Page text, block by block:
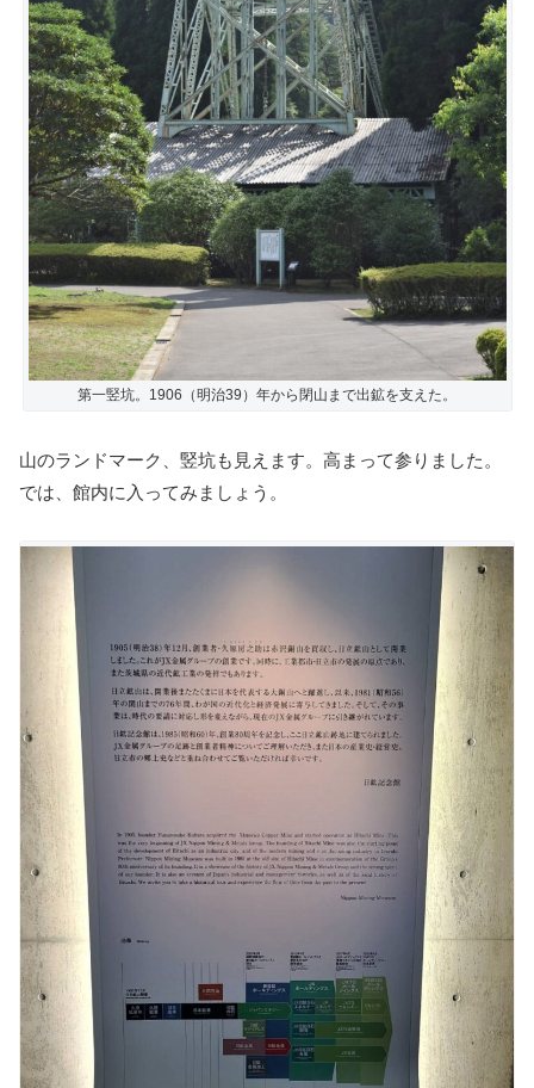
第一竪坑。1906（明治39）年から閉山まで出鉱を支えた。
山のランドマーク、竪坑も見えます。高まって参りました。
では、館内に入ってみましょう。